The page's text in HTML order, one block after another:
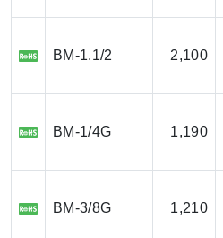
BM-1.1/2 2,100
BM-1/4G 1,190
BM-3/8G 1,210